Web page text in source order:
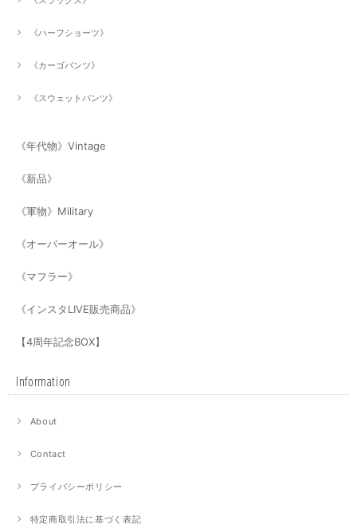
《ハーフショーツ》
《カーゴパンツ》
《スウェットパンツ》
《年代物》Vintage
《新品》
《軍物》Military
《オーバーオール》
《マフラー》
《インスタLIVE販売商品》
【4周年記念BOX】
Information
About
Contact
プライバシーポリシー
特定商取引法に基づく表記